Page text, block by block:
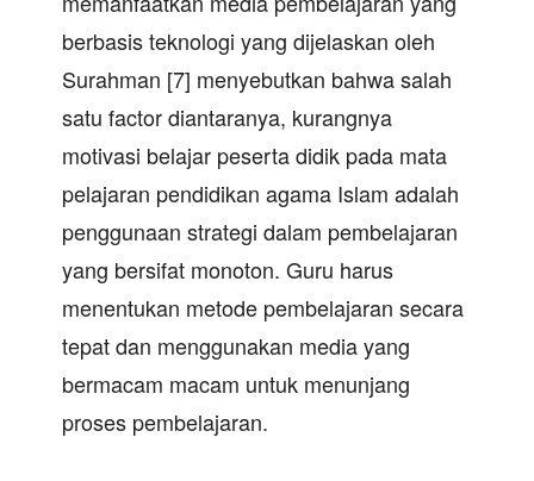
berbasis teknologi yang dijelaskan oleh
Surahman [7] menyebutkan bahwa salah
satu factor diantaranya, kurangnya
motivasi belajar peserta didik pada mata
pelajaran pendidikan agama Islam adalah
penggunaan strategi dalam pembelajaran
yang bersifat monoton. Guru harus
menentukan metode pembelajaran secara
tepat dan menggunakan media yang
bermacam macam untuk menunjang
proses pembelajaran.